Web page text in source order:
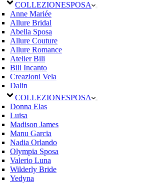
COLLEZIONESPOSA
Anne Mariée
Allure Bridal
Abella Sposa
Allure Couture
Allure Romance
Atelier Bili
Bili Incanto
Creazioni Vela
Dalin
COLLEZIONESPOSA
Donna Elas
Luisa
Madison James
Manu Garcia
Nadia Orlando
Olympia Sposa
Valerio Luna
Wilderly Bride
Yedyna